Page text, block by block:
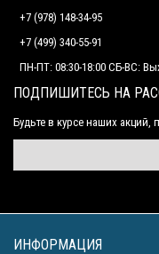
+7 (978) 148-34-95
+7 (499) 340-55-91 ​
ПН-ПТ: 08:30-18:00 СБ-ВС:
ПОДПИШИТЕСЬ НА
Будьте в курсе наших акций,
ИНФОРМАЦИЯ